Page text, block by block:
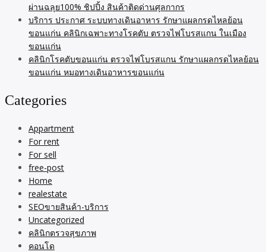
ผ่านฉลุย100% ชิปปิ้ง สินค้าติดด่านศุลกากร
บริการ ประกาศ ระบบทางเดินอาหาร รักษาแผลกรดไหลย้อน
ขอนแก่น คลินิกเฉพาะทางโรคตับ ตรวจไฟโบรสแกน ในเมือง
ขอนแก่น
คลินิกโรคตับขอนแก่น ตรวจไฟโบรสแกน รักษาแผลกรดไหลย้อน
ขอนแก่น หมอทางเดินอาหารขอนแก่น
Categories
Appartment
For rent
For sell
free-post
Home
realestate
SEOขายสินค้า-บริการ
Uncategorized
คลินิกตรวจสุขภาพ
คอนโด